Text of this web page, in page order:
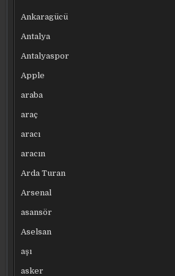
Ankaragücü
Antalya
Antalyaspor
Apple
araba
araç
aracı
aracın
Arda Turan
Arsenal
asansör
Aselsan
aşı
asker